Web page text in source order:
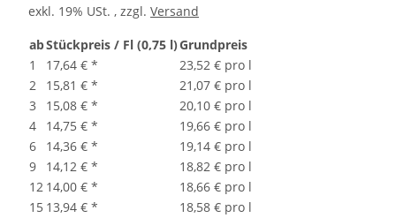
exkl. 19% USt. , zzgl. Versand
abStückpreis / Fl (0,75 l)Grundpreis
1
17,64 € *
23,52 € pro l
2
15,81 € *
21,07 € pro l
3
15,08 € *
20,10 € pro l
4
14,75 € *
19,66 € pro l
6
14,36 € *
19,14 € pro l
9
14,12 € *
18,82 € pro l
12 14,00 € *
18,66 € pro l
15 13,94 € *
18,58 € pro l